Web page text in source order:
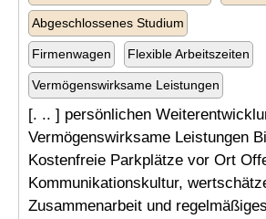
Abgeschlossenes Studium
Firmenwagen Flexible Arbeitszeiten
Vermögenswirksame Leistungen
[. .. ] persönlichen
Vermögenswirksame Leistungen
Kostenfreie Parkplätze vor Ort
Kommunikationskultur,
Zusammenarbeit und